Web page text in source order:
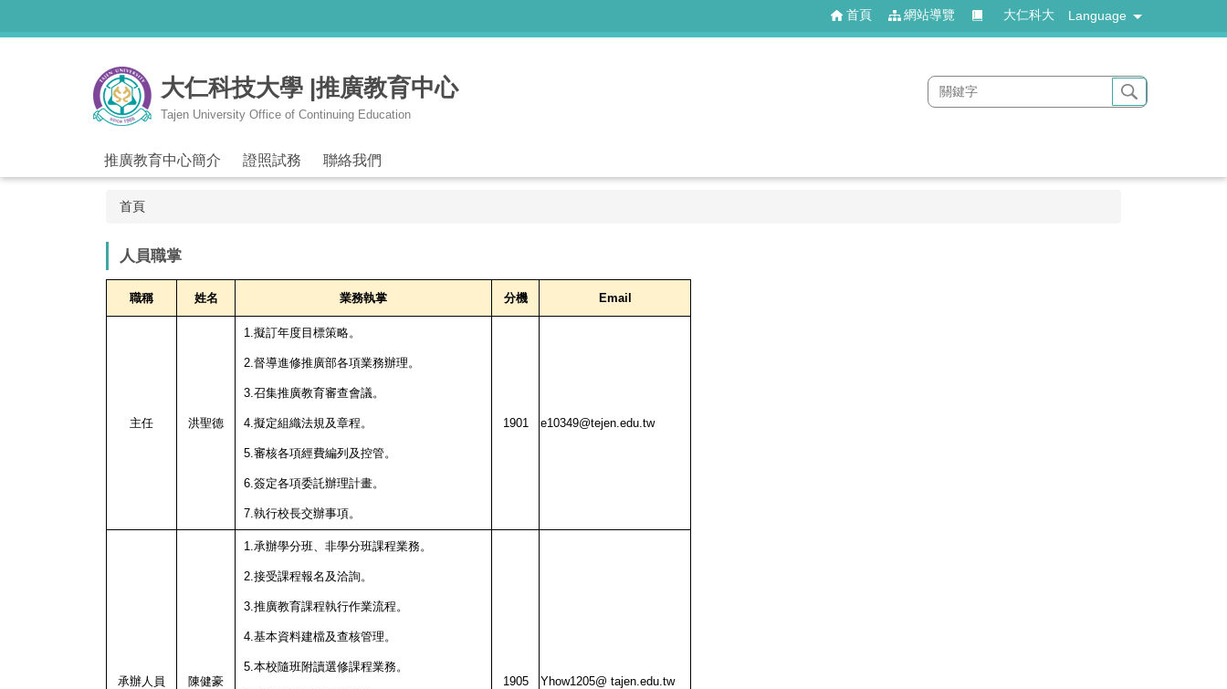
大仁科技大學 |推廣教育中心
Tajen University Office of Continuing Education
首頁 網站導覽 大仁科大 Language
推廣教育中心簡介 證照試務 聯絡我們
首頁
人員職掌
職稱 姓名 業務執掌 分機 Email
主任 洪聖德
1.擬訂年度目標策略。
2.督導進修推廣部各項業務辦理。
3.召集推廣教育審查會議。
4.擬定組織法規及章程。
5.審核各項經費編列及控管。
6.簽定各項委託辦理計畫。
7.執行校長交辦事項。
1901 e10349@tejen.edu.tw
承辦人員 陳健豪
1.承辦學分班、非學分班課程業務。
2.接受課程報名及洽詢。
3.推廣教育課程執行作業流程。
4.基本資料建檔及查核管理。
5.本校隨班附讀選修課程業務。
1905 Yhow1205@ tajen.edu.tw